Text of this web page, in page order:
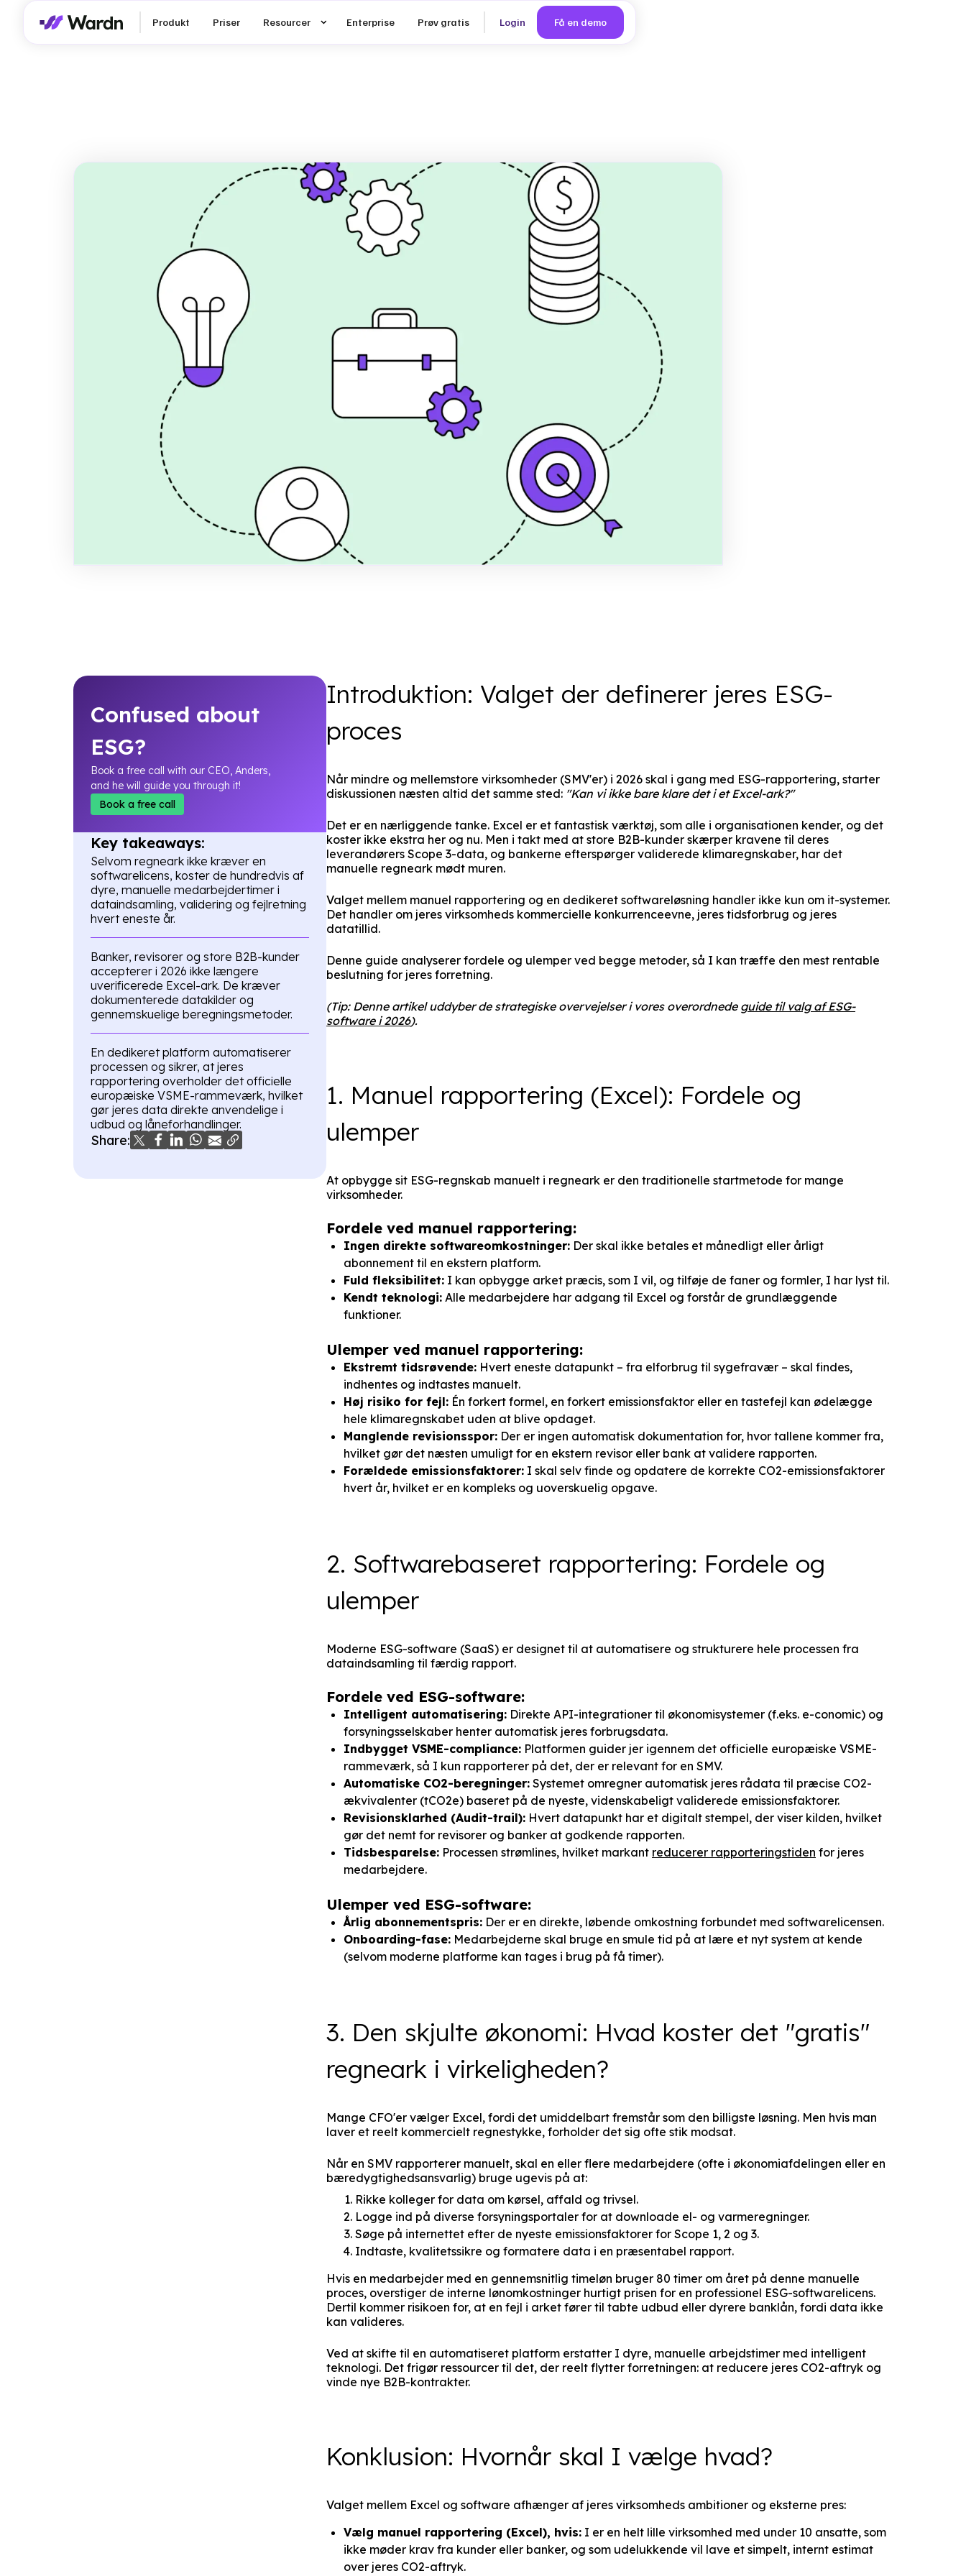
Produkt Priser Resourcer Enterprise Prøv gratis Login Få en demo
ESG-software vs.
manuel
rapportering:
Fordele og ulemper
for SMV'er i 2026
Skal jeres SMV vælge ESG-software eller fortsætte med
Excel? Få den komplette sammenligning af fordele,
ulemper, tidsforbrug og de skjulte omkostninger ved
manuel ESG-rapportering i 2026.
Anders Spile Christensen
Title
Co-founder
Published
May 26, 2026
Confused about
ESG?
Book a free call with our CEO, Anders,
and he will guide you through it!
Book a free call
Key takeaways:
Selvom regneark ikke kræver en
softwarelicens, koster de hundredvis af
dyre, manuelle medarbejdertimer i
dataindsamling, validering og fejlretning
hvert eneste år.
Banker, revisorer og store B2B-kunder
accepterer i 2026 ikke længere
uverificerede Excel-ark. De kræver
dokumenterede datakilder og
gennemskuelige beregningsmetoder.
En dedikeret platform automatiserer
processen og sikrer, at jeres
rapportering overholder det officielle
europæiske VSME-rammeværk, hvilket
gør jeres data direkte anvendelige i
udbud og låneforhandlinger.
Share:
Introduktion: Valget der definerer jeres ESG-
proces
Når mindre og mellemstore virksomheder (SMV'er) i 2026 skal i gang med ESG-rapportering, starter
diskussionen næsten altid det samme sted: "Kan vi ikke bare klare det i et Excel-ark?"
Det er en nærliggende tanke. Excel er et fantastisk værktøj, som alle i organisationen kender, og det
koster ikke ekstra her og nu. Men i takt med at store B2B-kunder skærper kravene til deres
leverandørers Scope 3-data, og bankerne efterspørger validerede klimaregnskaber, har det
manuelle regneark mødt muren.
Valget mellem manuel rapportering og en dedikeret softwareløsning handler ikke kun om it-systemer.
Det handler om jeres virksomheds kommercielle konkurrenceevne, jeres tidsforbrug og jeres
datatillid.
Denne guide analyserer fordele og ulemper ved begge metoder, så I kan træffe den mest rentable
beslutning for jeres forretning.
(Tip: Denne artikel uddyber de strategiske overvejelser i vores overordnede guide til valg af ESG-
software i 2026).
1. Manuel rapportering (Excel): Fordele og
ulemper
At opbygge sit ESG-regnskab manuelt i regneark er den traditionelle startmetode for mange
virksomheder.
Fordele ved manuel rapportering:
Ingen direkte softwareomkostninger: Der skal ikke betales et månedligt eller årligt
abonnement til en ekstern platform.
Fuld fleksibilitet: I kan opbygge arket præcis, som I vil, og tilføje de faner og formler, I har lyst til.
Kendt teknologi: Alle medarbejdere har adgang til Excel og forstår de grundlæggende
funktioner.
Ulemper ved manuel rapportering:
Ekstremt tidsrøvende: Hvert eneste datapunkt – fra elforbrug til sygefravær – skal findes,
indhentes og indtastes manuelt.
Høj risiko for fejl: Én forkert formel, en forkert emissionsfaktor eller en tastefejl kan ødelægge
hele klimaregnskabet uden at blive opdaget.
Manglende revisionsspor: Der er ingen automatisk dokumentation for, hvor tallene kommer fra,
hvilket gør det næsten umuligt for en ekstern revisor eller bank at validere rapporten.
Forældede emissionsfaktorer: I skal selv finde og opdatere de korrekte CO2-emissionsfaktorer
hvert år, hvilket er en kompleks og uoverskuelig opgave.
2. Softwarebaseret rapportering: Fordele og
ulemper
Moderne ESG-software (SaaS) er designet til at automatisere og strukturere hele processen fra
dataindsamling til færdig rapport.
Fordele ved ESG-software:
Intelligent automatisering: Direkte API-integrationer til økonomisystemer (f.eks. e-conomic) og
forsyningsselskaber henter automatisk jeres forbrugsdata.
Indbygget VSME-compliance: Platformen guider jer igennem det officielle europæiske VSME-
rammeværk, så I kun rapporterer på det, der er relevant for en SMV.
Automatiske CO2-beregninger: Systemet omregner automatisk jeres rådata til præcise CO2-
ækvivalenter (tCO2e) baseret på de nyeste, videnskabeligt validerede emissionsfaktorer.
Revisionsklarhed (Audit-trail): Hvert datapunkt har et digitalt stempel, der viser kilden, hvilket
gør det nemt for revisorer og banker at godkende rapporten.
Tidsbesparelse: Processen strømlines, hvilket markant reducerer rapporteringstiden for jeres
medarbejdere.
Ulemper ved ESG-software:
Årlig abonnementspris: Der er en direkte, løbende omkostning forbundet med softwarelicensen.
Onboarding-fase: Medarbejderne skal bruge en smule tid på at lære et nyt system at kende
(selvom moderne platforme kan tages i brug på få timer).
3. Den skjulte økonomi: Hvad koster det "gratis"
regneark i virkeligheden?
Mange CFO'er vælger Excel, fordi det umiddelbart fremstår som den billigste løsning. Men hvis man
laver et reelt kommercielt regnestykke, forholder det sig ofte stik modsat.
Når en SMV rapporterer manuelt, skal en eller flere medarbejdere (ofte i økonomiafdelingen eller en
bæredygtighedsansvarlig) bruge ugevis på at:
Rikke kolleger for data om kørsel, affald og trivsel.
Logge ind på diverse forsyningsportaler for at downloade el- og varmeregninger.
Søge på internettet efter de nyeste emissionsfaktorer for Scope 1, 2 og 3.
Indtaste, kvalitetssikre og formatere data i en præsentabel rapport.
Hvis en medarbejder med en gennemsnitlig timeløn bruger 80 timer om året på denne manuelle
proces, overstiger de interne lønomkostninger hurtigt prisen for en professionel ESG-softwarelicens.
Dertil kommer risikoen for, at en fejl i arket fører til tabte udbud eller dyrere banklån, fordi data ikke
kan valideres.
Ved at skifte til en automatiseret platform erstatter I dyre, manuelle arbejdstimer med intelligent
teknologi. Det frigør ressourcer til det, der reelt flytter forretningen: at reducere jeres CO2-aftryk og
vinde nye B2B-kontrakter.
Konklusion: Hvornår skal I vælge hvad?
Valget mellem Excel og software afhænger af jeres virksomheds ambitioner og eksterne pres:
Vælg manuel rapportering (Excel), hvis: I er en helt lille virksomhed med under 10 ansatte, som
ikke møder krav fra kunder eller banker, og som udelukkende vil lave et simpelt, internt estimat
over jeres CO2-aftryk.